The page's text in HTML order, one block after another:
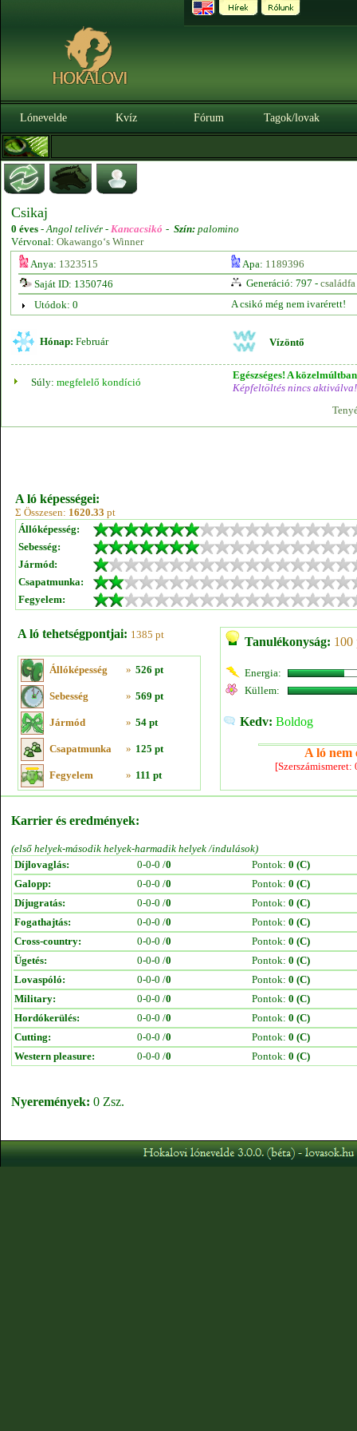
Lónevelde Kvíz Fórum Tagok/lovak
Csikaj
0 éves -Angol telivér - Kancacsikó - Szín: palomino
Vérvonal: Okawango‘s Winner
Anya: 1323515 Apa: 1189396
Saját ID: 1350746
Generáció: 797 - családfa
Utódok: 0
A csikó még nem ivarérett!
Hónap: Február Vízöntő
Súly: megfelelő kondíció
Egészséges! A
Képfeltöltés nincs aktiválva!
A ló képességei:
Σ Összesen: 1620.33 pt
Állóképesség:
Sebesség:
Jármód:
Csapatmunka:
Fegyelem:
A ló tehetségpontjai: 1385 pt
Állóképesség » 526 pt
Sebesség » 569 pt
Jármód » 54 pt
Csapatmunka » 125 pt
Fegyelem » 111 pt
Tanulékonyság: 100
Energia:
Küllem:
Kedv: Boldog
A ló nem
Karrier és eredmények:
(első helyek-második helyek-harmadik helyek /indulások)
Díjlovaglás:
0-0-0 /0 Pontok: 0 (C)
Galopp:
0-0-0 /0 Pontok: 0 (C)
Díjugratás:
0-0-0 /0 Pontok: 0 (C)
Fogathajtás:
0-0-0 /0 Pontok: 0 (C)
Cross-country:
0-0-0 /0 Pontok: 0 (C)
Ügetés:
0-0-0 /0 Pontok: 0 (C)
Lovaspóló:
0-0-0 /0 Pontok: 0 (C)
Military:
0-0-0 /0 Pontok: 0 (C)
Hordókerülés:
0-0-0 /0 Pontok: 0 (C)
Cutting:
0-0-0 /0 Pontok: 0 (C)
Western pleasure:
0-0-0 /0 Pontok: 0 (C)
Nyeremények: 0 Zsz.